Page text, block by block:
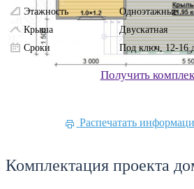
Этажность
Одноэтажные
Крыша
Двускатная
Сроки
Под ключ, 12-16
Получить
Распечатать
Комплектация проекта